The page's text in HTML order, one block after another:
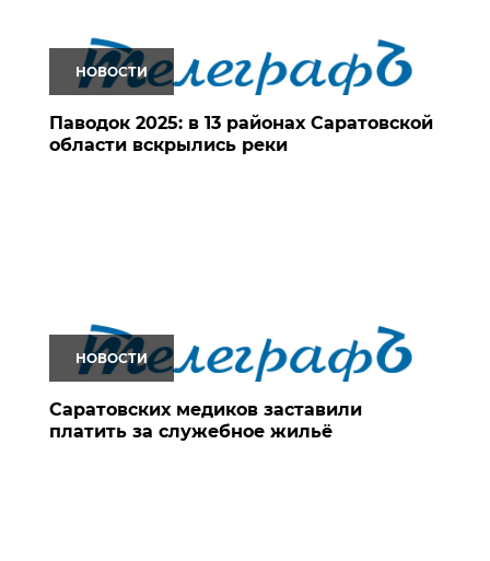
НОВОСТИ
Паводок 2025: в 13 районах Саратовской
области вскрылись реки
НОВОСТИ
Саратовских медиков заставили
платить за служебное жильё